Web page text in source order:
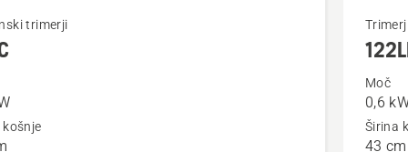
trimerji
košnje
Oglejte
večMoč
0,6
Širina
43 cm